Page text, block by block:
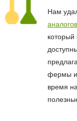
Нам
фермы и
время